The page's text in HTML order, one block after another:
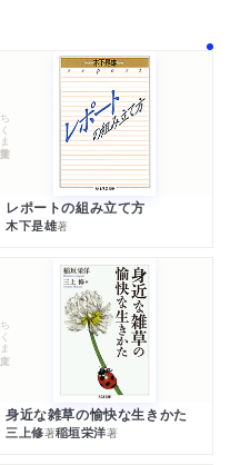
ちくま学芸文庫
レポートの組み立て方
木下是雄著
ちくま文庫
身近な雑草の愉快な生きかた
三上修著稲垣栄洋著